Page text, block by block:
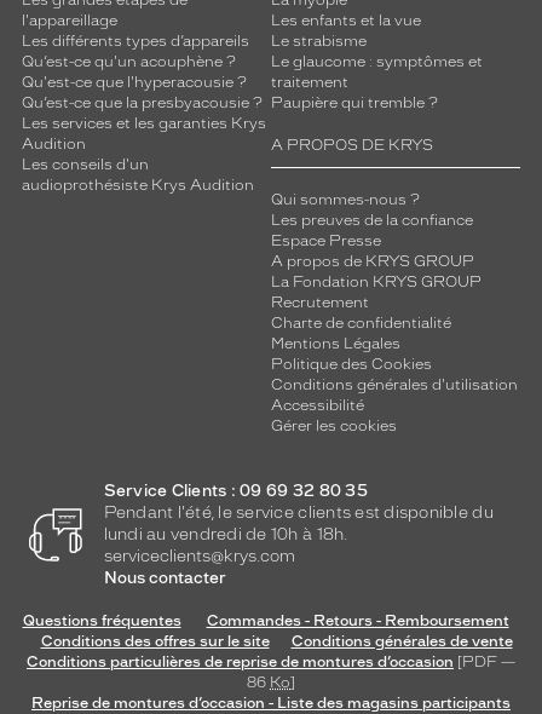
l'appareillage
Les différents types d’appareils
Qu’est-ce qu'un acouphène ?
Qu'est-ce que l'hyperacousie ?
Qu’est-ce que la presbyacousie ?
Les services et les garanties Krys
Audition
Les conseils d'un
audioprothésiste Krys Audition
Les enfants et la vue
Le strabisme
Le glaucome : symptômes et
traitement
Paupière qui tremble ?
A PROPOS DE KRYS
Qui sommes-nous ?
Les preuves de la confiance
Espace Presse
A propos de KRYS GROUP
La Fondation KRYS GROUP
Recrutement
Charte de confidentialité
Mentions Légales
Politique des Cookies
Conditions générales d'utilisation
Accessibilité
Gérer les cookies
Service Clients : 09 69 32 80 35
Pendant l'été, le service clients est disponible du
lundi au vendredi de 10h à 18h.
serviceclients@krys.com
Nous contacter
Questions fréquentes
Commandes - Retours - Remboursement
Conditions des offres sur le site
Conditions générales de vente
Conditions particulières de reprise de montures d’occasion [PDF —
86 Ko]
Reprise de montures d’occasion - Liste des magasins participants